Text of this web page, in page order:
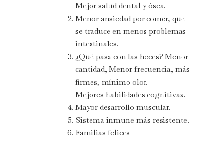
Mejor salud dental y ósea.
Menor ansiedad por comer, que
se traduce en menos problemas
intestinales.
¿Qué pasa con las heces? Menor
cantidad, Menor frecuencia, más
firmes, mínimo olor.
Mejores habilidades cognitivas.
Mayor desarrollo muscular.
Sistema inmune más resistente.
Familias felices